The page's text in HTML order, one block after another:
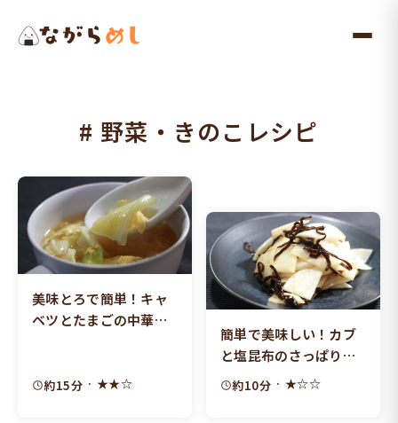
# 野菜・きのこレシピ
美味とろで簡単！キャ
ベツとたまごの中華ス
約15分 · ★★☆
簡単で美味しい！カブ
と塩昆布のさっぱり和
えもの
約10分 · ★☆☆